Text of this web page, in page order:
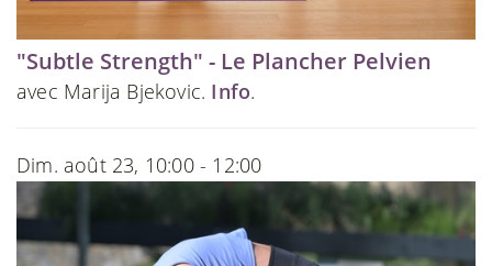
"Subtle Strength" - Le Plancher Pelvien
avec Marija Bjekovic. Info.
Dim. août 23, 10:00 - 12:00